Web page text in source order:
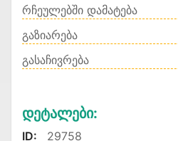
რჩეულებში დამატება
გაზიარება
გასაჩივრება
Დეტალები:
ID:
29758